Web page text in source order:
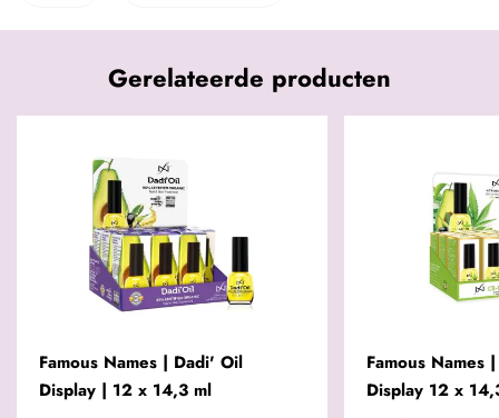
Gerelateerde producten
Famous Names | Dadi' Oil
Display | 12 x 14,3 ml
Famous Names
Display 12 x